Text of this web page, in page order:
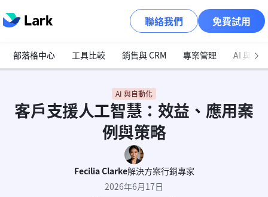
聯絡我們 免費試用
部落格中心 工具比較 銷售與 CRM 專案管理 AI 與自
AI 與自動化
客戶支援人工智慧：效益、應用案
例與策略
Fecilia Clarke解決方案行銷專家
2026年6月17日